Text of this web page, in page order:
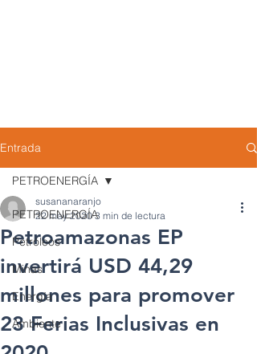
Entrada
PETROENERGÍA
Petróleos
Minas
Energía
Ambiente
PETROENERGÍA
Petroamazonas EP
invertirá USD 44,29
millones para promover
23 Ferias Inclusivas en
susananaranjo
22 may 2020 3 min de lectura